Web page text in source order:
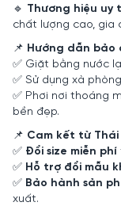
🔹 Thương hiệu uy
chất lượng cao, gia
📌 Hướng dẫn bảo
✅ Giặt bằng nước
✅ Sử dụng xà
✅ Phơi nơi thoáng
bền đẹp.
📌 Cam kết từ Thái
✅ Đổi size miễn phí
✅ Hỗ trợ đổi mẫu
✅ Bảo hành sản
xuất.